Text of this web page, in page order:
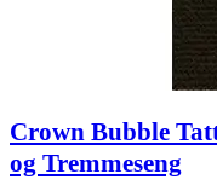
Crown Bubble
og Tremmeseng